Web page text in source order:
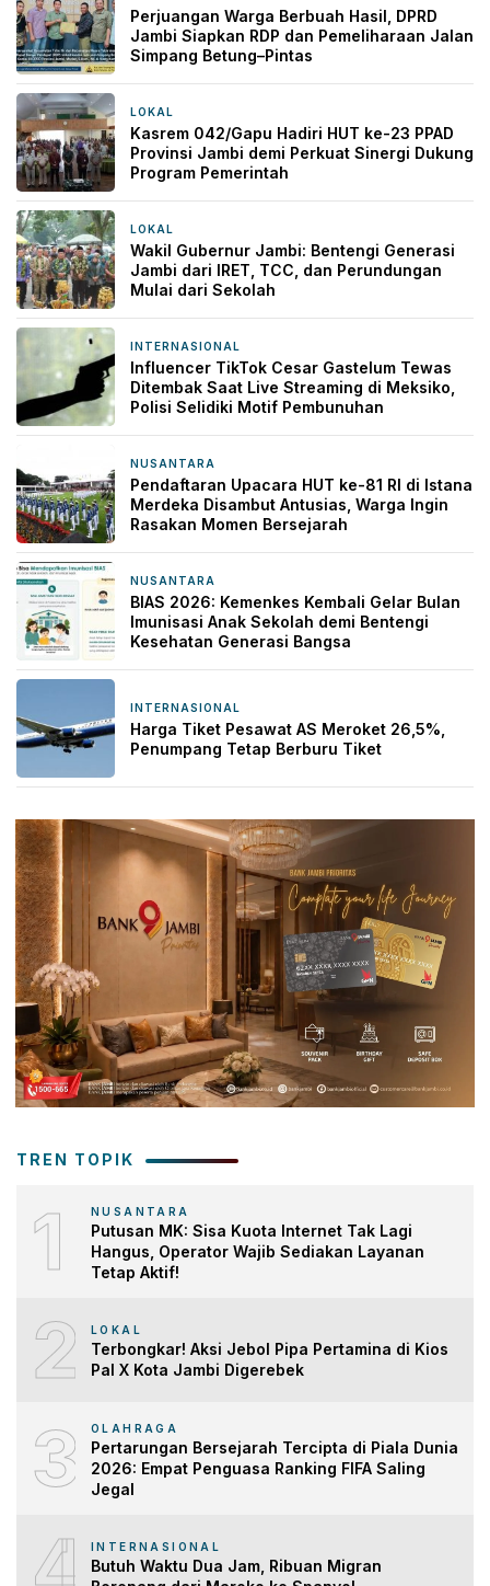
Perjuangan Warga Berbuah Hasil, DPRD
Jambi Siapkan RDP dan Pemeliharaan Jalan
Simpang Betung–Pintas
LOKAL
Kasrem 042/Gapu Hadiri HUT ke-23 PPAD
Provinsi Jambi demi Perkuat Sinergi Dukung
Program Pemerintah
LOKAL
Wakil Gubernur Jambi: Bentengi Generasi
Jambi dari IRET, TCC, dan Perundungan
Mulai dari Sekolah
INTERNASIONAL
Influencer TikTok Cesar Gastelum Tewas
Ditembak Saat Live Streaming di Meksiko,
Polisi Selidiki Motif Pembunuhan
NUSANTARA
Pendaftaran Upacara HUT ke-81 RI di Istana
Merdeka Disambut Antusias, Warga Ingin
Rasakan Momen Bersejarah
NUSANTARA
BIAS 2026: Kemenkes Kembali Gelar Bulan
Imunisasi Anak Sekolah demi Bentengi
Kesehatan Generasi Bangsa
INTERNASIONAL
Harga Tiket Pesawat AS Meroket 26,5%,
Penumpang Tetap Berburu Tiket
TREN TOPIK
1 NUSANTARA
Putusan MK: Sisa Kuota Internet Tak Lagi
Hangus, Operator Wajib Sediakan Layanan
Tetap Aktif!
2 LOKAL
Terbongkar! Aksi Jebol Pipa Pertamina di Kios
Pal X Kota Jambi Digerebek
3 OLAHRAGA
Pertarungan Bersejarah Tercipta di Piala Dunia
2026: Empat Penguasa Ranking FIFA Saling
Jegal
4 INTERNASIONAL
Butuh Waktu Dua Jam, Ribuan Migran